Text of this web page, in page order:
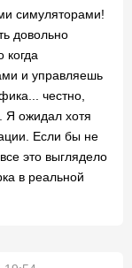
симуляторами!
довольно
и управляешь
честно,
Я ожидал хотя
Если бы не
это выглядело
в реальной